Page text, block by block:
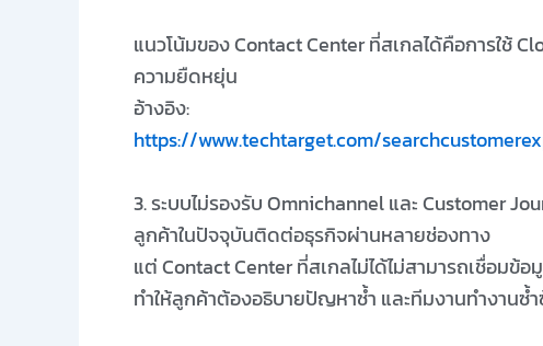
แนวโน้มของ Contact Center ที่สเกลได้คือการใช้
ความยืดหยุ่น
อ้างอิง:
https://www.techtarget.com/
3. ระบบไม่รองรับ Omnichannel และ Customer
ลูกค้าในปัจจุบันติดต่อธุรกิจผ่านหลายช่องทาง
แต่ Contact Center ที่สเกลไม่ได้ไม่สามารถเชื่อมข้
ทำให้ลูกค้าต้องอธิบายปัญหาซ้ำ และทีมงานทำงานซ้